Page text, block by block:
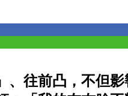
、往前凸，不但